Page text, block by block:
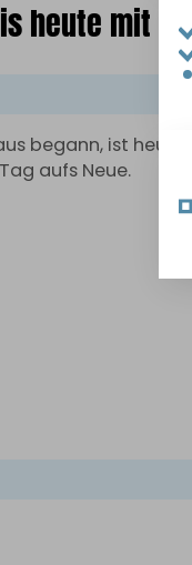
heute mit
begann, ist
aufs Neue.